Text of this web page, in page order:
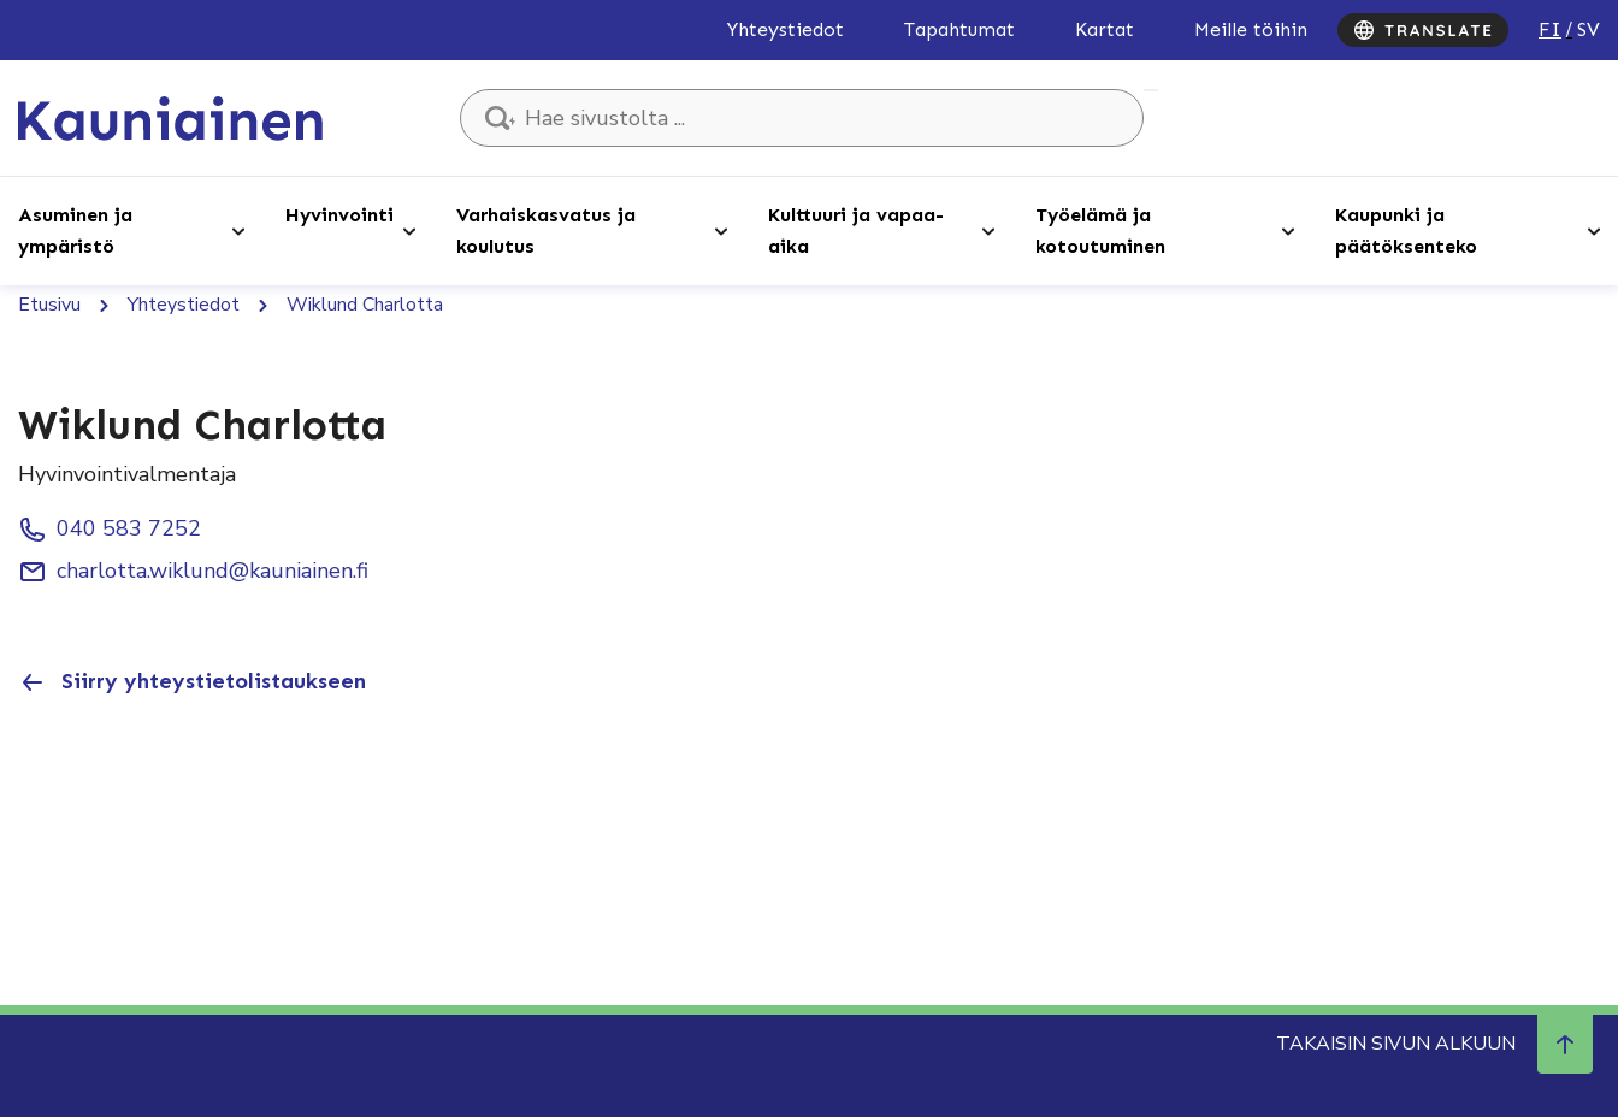
Yhteystiedot Tapahtumat Kartat Meille töihin FI SV
Hae sivustolta ...
Asuminen ja
ympäristö
Hyvinvointi
Varhaiskasvatus ja
koulutus
Kulttuuri ja vapaa-
aika
Työelämä ja
kotoutuminen
Kaupunki ja
päätöksenteko
Etusivu Yhteystiedot Wiklund Charlotta
Wiklund Charlotta
Hyvinvointivalmentaja
040 583 7252
charlotta.wiklund@kauniainen.fi
Siirry yhteystietolistaukseen
TAKAISIN SIVUN ALKUUN